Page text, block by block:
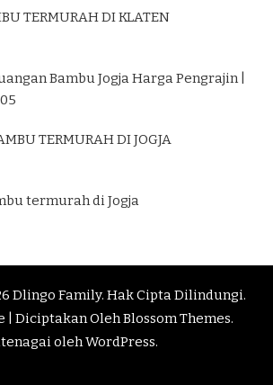
TERMURAH DI KLATEN
Bambu Jogja Harga Pengrajin |
TERMURAH DI JOGJA
termurah di Jogja
Dlingo Family. Hak Cipta Dilindungi.
| Diciptakan Oleh Blossom Themes.
oleh WordPress.